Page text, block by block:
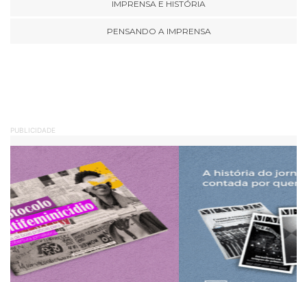
IMPRENSA E HISTÓRIA
PENSANDO A IMPRENSA
PUBLICIDADE